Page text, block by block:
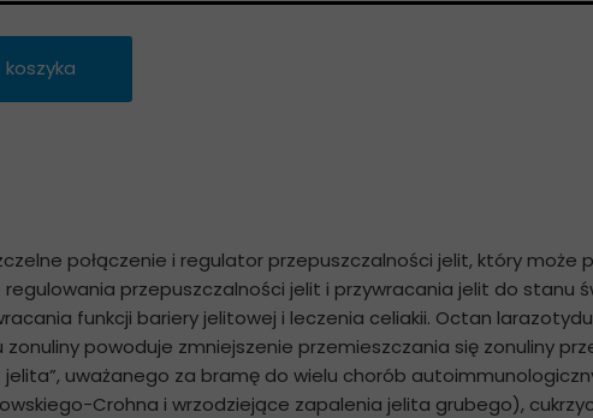
połączenie i regulator przepuszczalności jelit, który może
przepuszczalności jelit i przywracania jelit do stanu
funkcji bariery jelitowej i leczenia celiakii. Octan
powoduje zmniejszenie przemieszczania się zonuliny
uważanego za bramę do wielu chorób
Crohna i wrzodziejące zapalenia jelita grubego),